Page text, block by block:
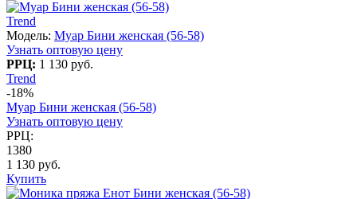
Trend
Модель: Муар Бини женская (56-58)
Узнать оптовую цену
РРЦ: 1 130 руб.
Trend
-18%
Муар Бини женская (56-58)
Узнать оптовую цену
РРЦ:
1380
1 130 руб.
Купить